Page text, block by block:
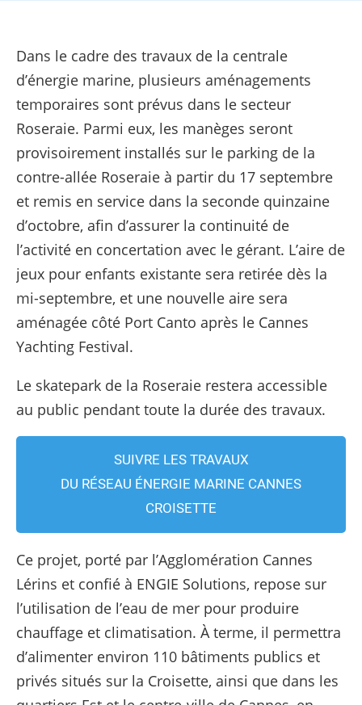
Dans le cadre des travaux de la centrale
d’énergie marine, plusieurs aménagements
temporaires sont prévus dans le secteur
Roseraie. Parmi eux, les manèges seront
provisoirement installés sur le parking de la
contre-allée Roseraie à partir du 17 septembre
et remis en service dans la seconde quinzaine
d’octobre, afin d’assurer la continuité de
l’activité en concertation avec le gérant. L’aire de
jeux pour enfants existante sera retirée dès la
mi-septembre, et une nouvelle aire sera
aménagée côté Port Canto après le Cannes
Yachting Festival.
Le skatepark de la Roseraie restera accessible
au public pendant toute la durée des travaux.
SUIVRE LES TRAVAUX
DU RÉSEAU ÉNERGIE MARINE CANNES
CROISETTE
Ce projet, porté par l’Agglomération Cannes
Lérins et confié à ENGIE Solutions, repose sur
l’utilisation de l’eau de mer pour produire
chauffage et climatisation. À terme, il permettra
d’alimenter environ 110 bâtiments publics et
privés situés sur la Croisette, ainsi que dans les